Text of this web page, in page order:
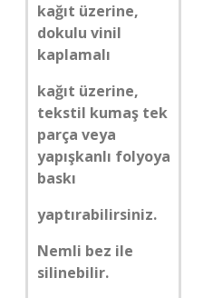
kağıt üzerine,
dokulu vinil
kaplamalı
kağıt üzerine,
tekstil kumaş tek
parça veya
yapışkanlı folyoya
baskı
yaptırabilirsiniz.
Nemli bez ile
silinebilir.